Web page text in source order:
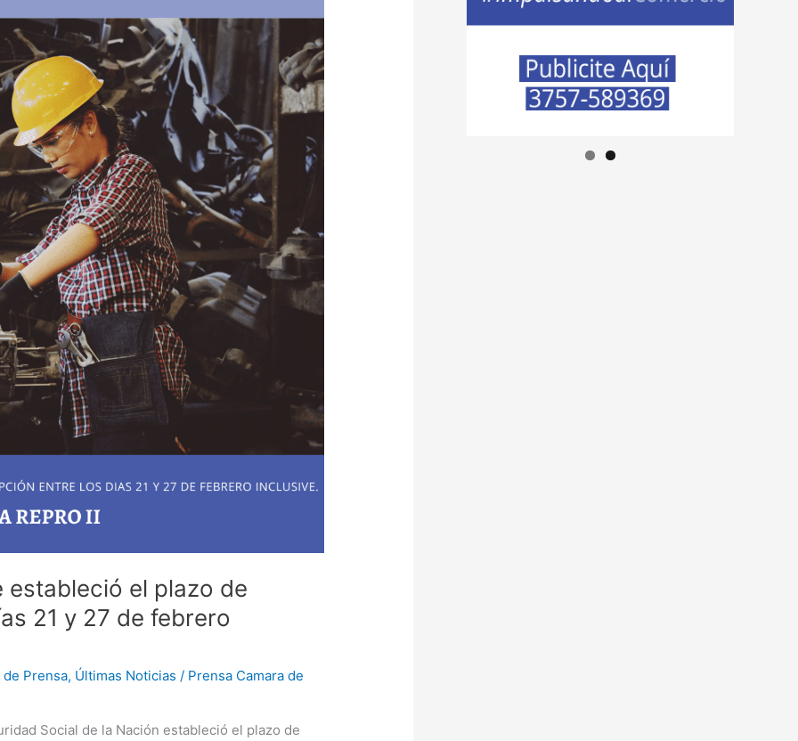
estableció el plazo de
21 y 27 de febrero
Prensa, Últimas Noticias / Prensa Camara de
Social de la Nación estableció el plazo de